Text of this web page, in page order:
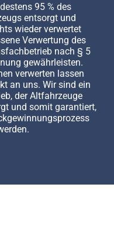
95 % des
entsorgt und
wieder verwertet
Verwertung des
nach § 5
gewährleisten.
verwerten lassen
an uns. Wir sind ein
der Altfahrzeuge
und somit garantiert,